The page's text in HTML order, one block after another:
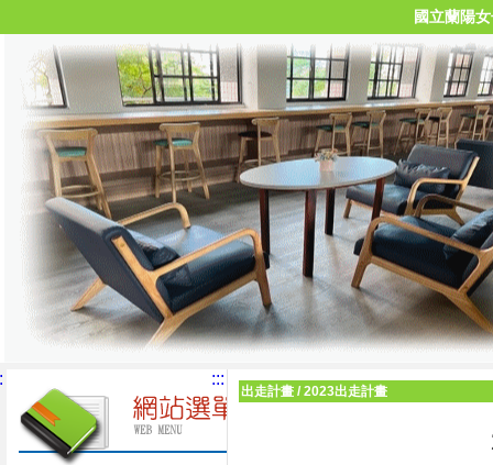
國立蘭陽
:::
出走計畫 /2023出走計畫